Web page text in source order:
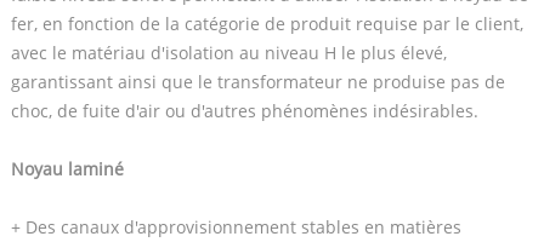
fer, en fonction de la catégorie de produit requise par le client,
avec le matériau d'isolation au niveau H le plus élevé,
garantissant ainsi que le transformateur ne produise pas de
choc, de fuite d'air ou d'autres phénomènes indésirables.
Noyau laminé
+ Des canaux d'approvisionnement stables en matières